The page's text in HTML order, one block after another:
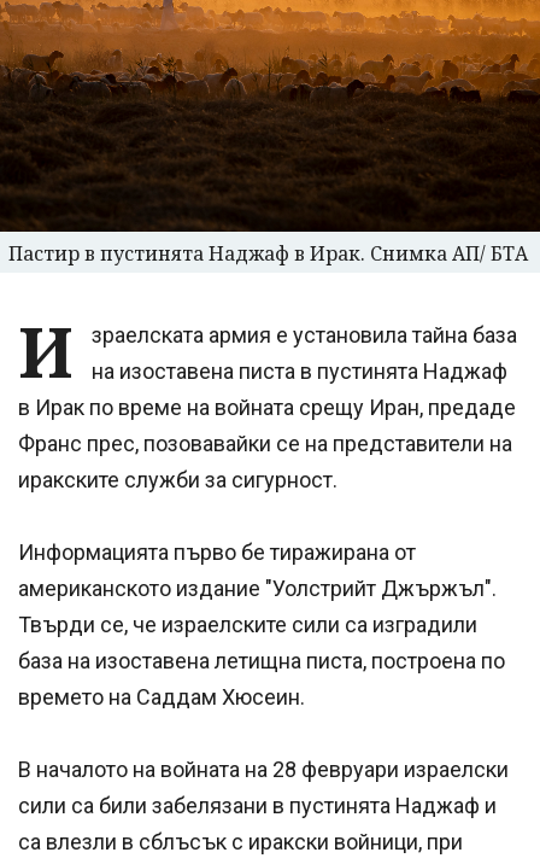
Пастир в пустинята Наджаф в Ирак. Снимка АП/ БТА
И
зраелската армия е установила тайна база
на изоставена писта в пустинята Наджаф
в Ирак по време на войната срещу Иран, предаде
Франс прес, позовавайки се на представители на
иракските служби за сигурност.
Информацията първо бе тиражирана от
американското издание "Уолстрийт Джържъл".
Твърди се, че израелските сили са изградили
база на изоставена летищна писта, построена по
времето на Саддам Хюсеин.
В началото на войната на 28 февруари израелски
сили са били забелязани в пустинята Наджаф и
са влезли в сблъсък с иракски войници, при